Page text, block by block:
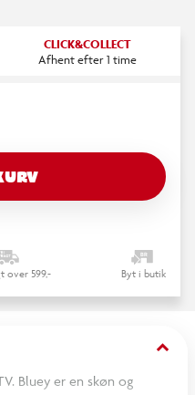
CLICK&COLLECT
Afhent efter 1 time
over 599,- Byt i butik
keyboard_arrow_down
Bluey er en skøn og